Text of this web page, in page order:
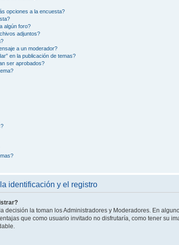
opciones a la encuesta?
algún foro?
adjuntos?
a un moderador?
en la publicación de temas?
ser aprobados?
identificación y el registro
decisión la toman los Administradores y Moderadores. En
que como usuario invitado no disfrutaría, como tener su